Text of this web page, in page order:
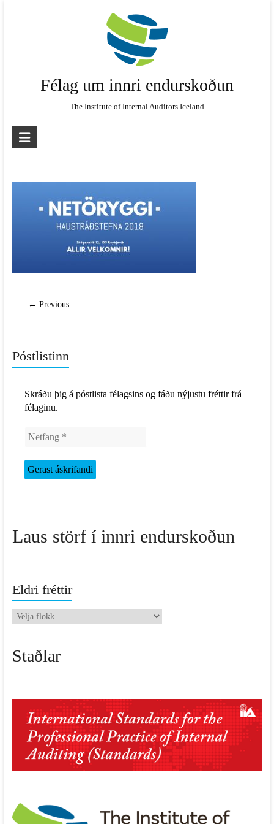
Félag um innri endurskoðun
The Institute of Internal Auditors Iceland
← Previous
Póstlistinn
Skráðu þig á póstlista félagsins og fáðu nýjustu fréttir frá
félaginu.
Laus störf í innri endurskoðun
Eldri fréttir
Eldri
Staðlar